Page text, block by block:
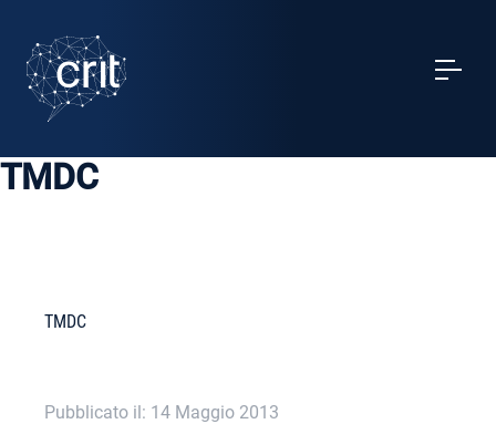
SERVIZI
CASI STUDIO
EVENTI
NOTIZIE
TMDC
TMDC
Pubblicato il: 14 Maggio 2013